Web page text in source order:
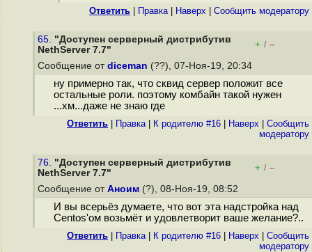
Ответить Правка| Наверх Cообщить модератору
65. "Доступен серверный дистрибутив
NethServer 7.7"
+ / –
Сообщение от diceman (??), 07-Ноя-19, 20:34
ну примерно так, что сквид сервер положит все
остальные роли. поэтому комбайн такой нужен
...хм...даже не знаю где
Ответить Правка| К родителю #16 Наверх
Cообщить
модератору
76. "Доступен серверный дистрибутив
NethServer 7.7"
+ / –
Сообщение от Аноим (?), 08-Ноя-19, 08:52
И вы всерьёз думаете, что вот эта надстройка над
Centos'ом возьмёт и удовлетворит ваше желание?..
Ответить Правка| К родителю #16 Наверх
Cообщить
модератору